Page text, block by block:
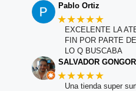
Pablo Ortiz
★★★★★
EXCELENTE LA
FIN POR PARTE
LO Q BUSCABA
SALVADOR
★★★★★
Una tienda super